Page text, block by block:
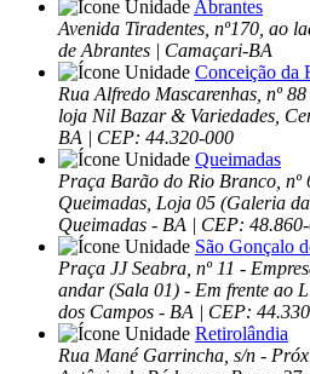
Abrantes
Avenida Tiradentes, nº170, ao
de Abrantes | Camaçari-BA
Conceição da
Rua Alfredo Mascarenhas, nº
loja Nil Bazar & Variedades,
BA | CEP: 44.320-000
Queimadas
Praça Barão do Rio Branco, nº
Queimadas, Loja 05 (Galeria
Queimadas - BA | CEP:
São Gonçalo
Praça JJ Seabra, nº 11 -
andar (Sala 01) - Em frente ao
dos Campos - BA | CEP:
Retirolândia
Rua Mané Garrincha, s/n -